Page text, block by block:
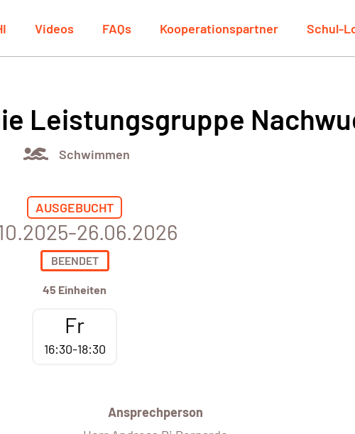
Videos FAQs Kooperationspartner Schul-
Leistungsgruppe
Schwimmen
AUSGEBUCHT
26.06.2026
BEENDET
45 Einheiten
Fr
16:30-18:30
Ansprechperson